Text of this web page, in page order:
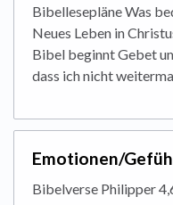
Bibellesepläne Was
Neues Leben in
Bibel beginnt Gebet
dass ich nicht
Emotionen/
Bibelverse Philipper